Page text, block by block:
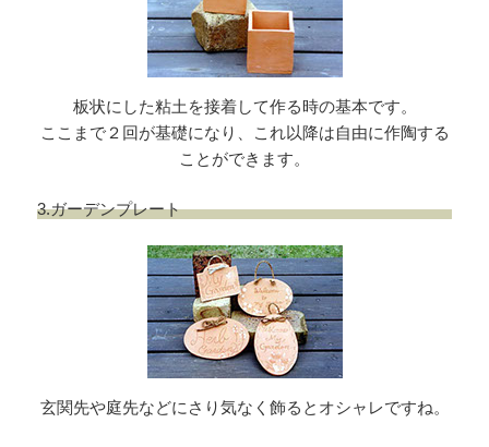
板状にした粘土を接着して作る時の基本です。
ここまで２回が基礎になり、これ以降は自由に作陶する
ことができます。
3.ガーデンプレート
玄関先や庭先などにさり気なく飾るとオシャレですね。